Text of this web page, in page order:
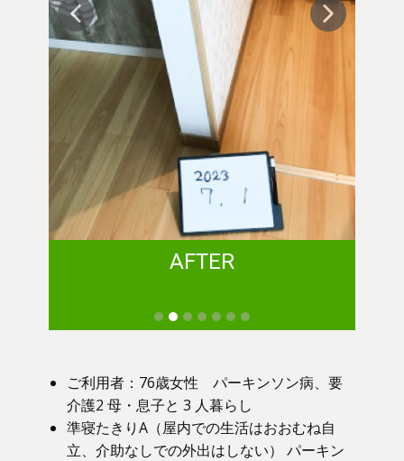
AFTER
ご利用者：​76歳女性 パーキンソン病、要
介護2 母・息子と 3 人暮らし
準寝たきりA（屋内での生活はおおむね自
立、介助なしでの外出はしない） パーキン